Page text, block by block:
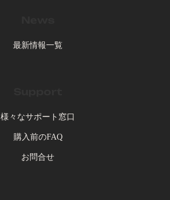
最新情報一覧
様々なサポート窓口
購入前のFAQ
お問合せ